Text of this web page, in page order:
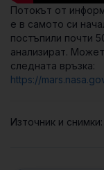
Потокът от
е в самото си
постъпили почти
анализират.
следната връзка:
https://
Източник и снимки: